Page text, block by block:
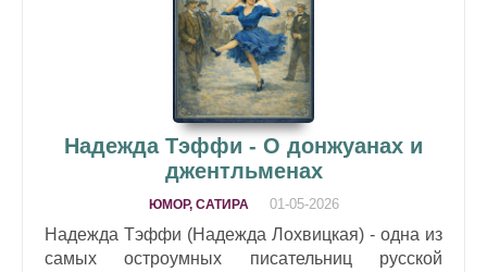
Надежда Тэффи - О донжуанах и
джентльменах
ЮМОР, САТИРА 01-05-2026
Надежда Тэффи (Надежда Лохвицкая) - одна из
самых остроумных писательниц русской